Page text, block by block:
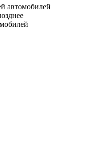
автомобилей